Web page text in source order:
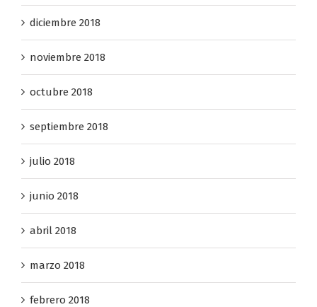
diciembre 2018
noviembre 2018
octubre 2018
septiembre 2018
julio 2018
junio 2018
abril 2018
marzo 2018
febrero 2018